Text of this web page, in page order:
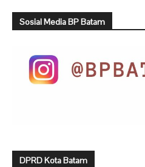
Sosial Media BP Batam
DPRD Kota Batam